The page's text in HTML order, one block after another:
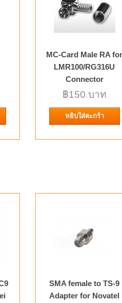
for RG-174, huawei connector for
connector for LMR100/RG-
100/RG-174 Detailed Product
Nickel 3.Insulator: Teflon..
RG316U Connector Detailed Product
mount 2.Cable Type:RG316,
MC-Card Male RA for
LMR100/RG316U
Connector
฿150 บาท
หยิบใส่ตะกร้า
SMA female to TS-9
Adapter for Novatel